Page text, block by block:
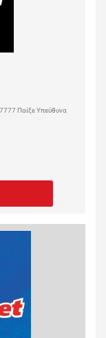
Παίξε Υπεύθυνα